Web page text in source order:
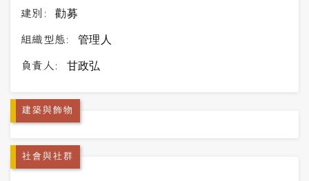
建別: 勸募
組織型態: 管理人
負責人: 甘政弘
建築與飾物
社會與社群